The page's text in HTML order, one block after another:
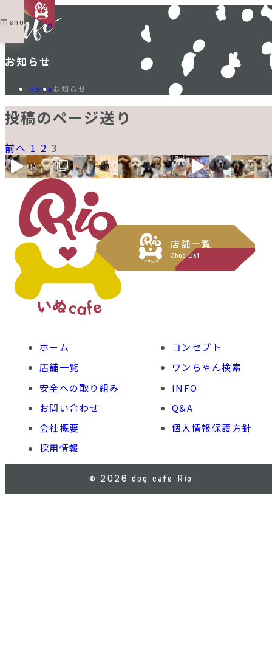
Menu Shop List
お知らせ
Home お知らせ
投稿のページ送り
前へ 1 2 3
店舗一覧
Shop List
ホーム
コンセプト
店舗一覧
ワンちゃん検索
安全への取り組み
INFO
お問い合わせ
Q&A
会社概要
個人情報保護方針
採用情報
© 2026 dog cafe Rio